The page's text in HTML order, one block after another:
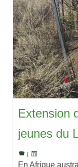
Extension
jeunes du
En Afrique